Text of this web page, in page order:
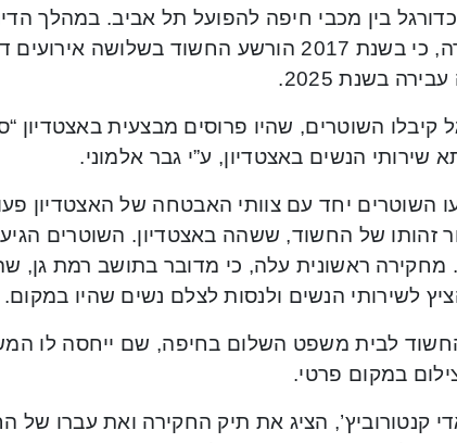
בין מכבי חיפה להפועל תל אביב. במהלך
המעצר, טענה המשטרה, כי בשנת 2017 הורשע החשוד
בשנת 2025.
השוטרים, שהיו פרוסים מבצעית באצטדיון
שירותי הנשים באצטדיון, ע”י גבר אלמוני.
השוטרים יחד עם צוותי האבטחה של האצטדיון
זהותו של החשוד, ששהה באצטדיון. השוטרים הגיעו
ראשונית עלה, כי מדובר בתושב רמת גן,
לשירותי הנשים ולנסות לצלם נשים שהיו במקום.
לבית משפט השלום בחיפה, שם ייחסה לו
במקום פרטי.
קנטורוביץ’, הציג את תיק החקירה ואת עברו של